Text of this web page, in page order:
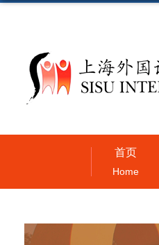
首页
Home